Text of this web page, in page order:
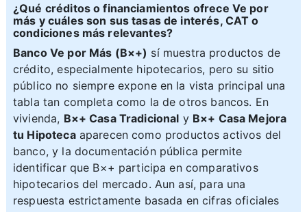
¿Qué créditos o financiamientos ofrece Ve por
más y cuáles son sus tasas de interés, CAT o
condiciones más relevantes?
Banco Ve por Más (B×+) sí muestra productos de
crédito, especialmente hipotecarios, pero su sitio
público no siempre expone en la vista principal una
tabla tan completa como la de otros bancos. En
vivienda, B×+ Casa Tradicional y B×+ Casa Mejora
tu Hipotecaaparecen como productos activos del
banco, y la documentación pública permite
identificar que B×+ participa en comparativos
hipotecarios del mercado. Aun así, para una
respuesta estrictamente basada en cifras oficiales